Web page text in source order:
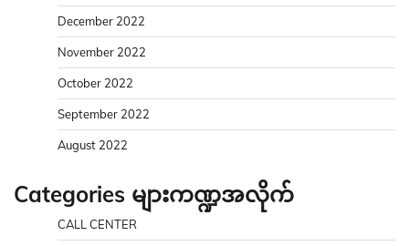
December 2022
November 2022
October 2022
September 2022
August 2022
Categories များကဏ္ဍအလိုက်
CALL CENTER